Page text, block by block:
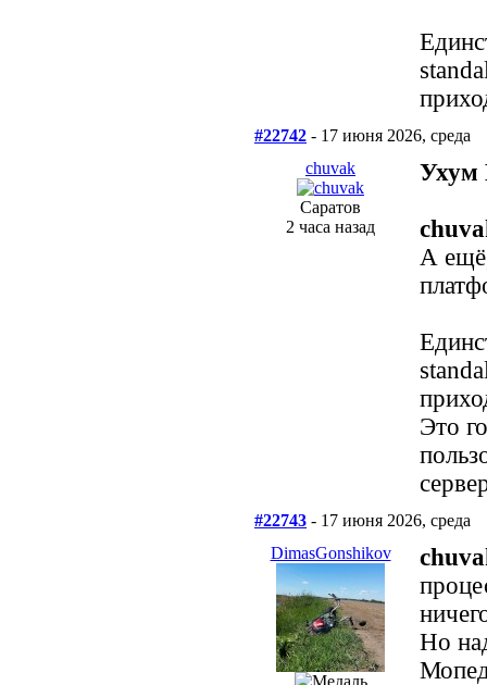
#22742 - 17 июня 2026, среда
chuvak
Саратов
2 часа назад
Ухум
А
Это
#22743 - 17 июня 2026, среда
DimasGonshikov
Но